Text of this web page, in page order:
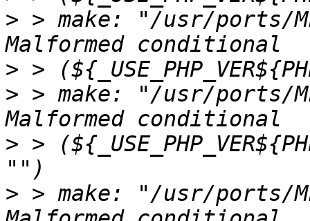
> > make: "/usr/ports/
>
> > make: "/usr/ports/
> >
> > make: "/usr/ports/